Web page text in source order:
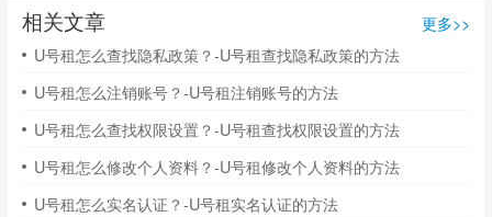
相关文章
更多>>
U号租怎么查找隐私政策？-U号租查找隐私政策的方法
U号租怎么注销账号？-U号租注销账号的方法
U号租怎么查找权限设置？-U号租查找权限设置的方法
U号租怎么修改个人资料？-U号租修改个人资料的方法
U号租怎么实名认证？-U号租实名认证的方法